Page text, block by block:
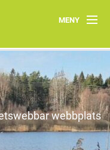
MENY
Hem
Föreningens lokala arbete
webbplats